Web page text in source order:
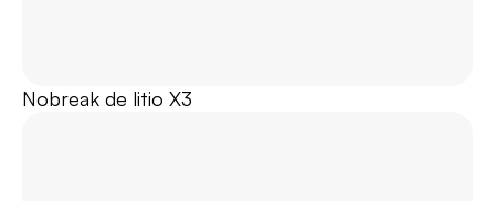
Nobreak de litio X3